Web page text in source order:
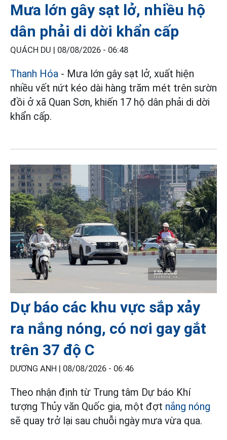
Mưa lớn gây sạt lở, nhiều hộ
dân phải di dời khẩn cấp
QUÁCH DU | 08/08/2026 - 06:48
Thanh Hóa - Mưa lớn gây sạt lở, xuất hiện
nhiều vết nứt kéo dài hàng trăm mét trên sườn
đồi ở xã Quan Sơn, khiến 17 hộ dân phải di dời
khẩn cấp.
Dự báo các khu vực sắp xảy
ra nắng nóng, có nơi gay gắt
trên 37 độ C
DƯƠNG ANH | 08/08/2026 - 06:46
Theo nhận định từ Trung tâm Dự báo Khí
tượng Thủy văn Quốc gia, một đợt nắng nóng
sẽ quay trở lại sau chuỗi ngày mưa vừa qua.